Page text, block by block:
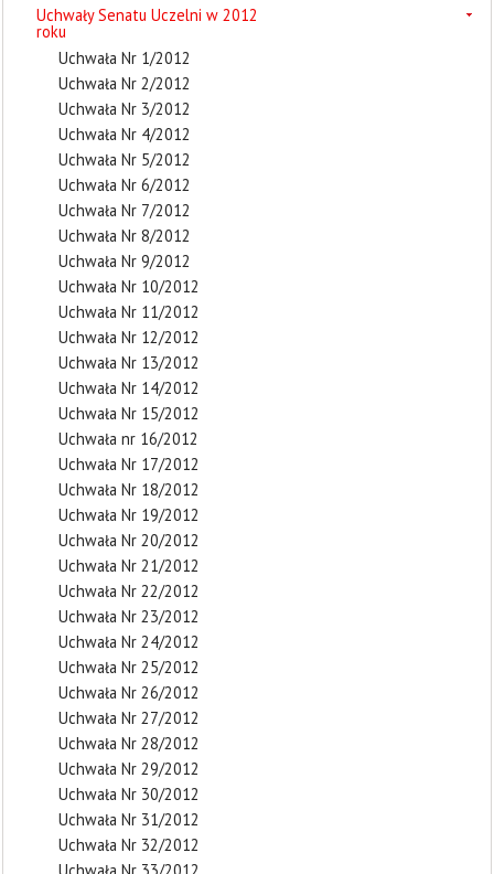
Uchwały Senatu Uczelni w 2012
roku
Uchwała Nr 1/2012
Uchwała Nr 2/2012
Uchwała Nr 3/2012
Uchwała Nr 4/2012
Uchwała Nr 5/2012
Uchwała Nr 6/2012
Uchwała Nr 7/2012
Uchwała Nr 8/2012
Uchwała Nr 9/2012
Uchwała Nr 10/2012
Uchwała Nr 11/2012
Uchwała Nr 12/2012
Uchwała Nr 13/2012
Uchwała Nr 14/2012
Uchwała Nr 15/2012
Uchwała nr 16/2012
Uchwała Nr 17/2012
Uchwała Nr 18/2012
Uchwała Nr 19/2012
Uchwała Nr 20/2012
Uchwała Nr 21/2012
Uchwała Nr 22/2012
Uchwała Nr 23/2012
Uchwała Nr 24/2012
Uchwała Nr 25/2012
Uchwała Nr 26/2012
Uchwała Nr 27/2012
Uchwała Nr 28/2012
Uchwała Nr 29/2012
Uchwała Nr 30/2012
Uchwała Nr 31/2012
Uchwała Nr 32/2012